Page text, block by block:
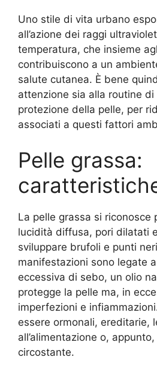
Uno stile di vita urbano
all’azione dei raggi
temperatura, che insieme
contribuiscono a un
salute cutanea. È bene
attenzione sia alla routine
protezione della pelle, per
associati a questi fattori
Pelle grassa:
La pelle grassa si riconosce
lucidità diffusa, pori dilatati
sviluppare brufoli e punti
manifestazioni sono legate
eccessiva di sebo, un olio
protegge la pelle ma, in
imperfezioni e
essere ormonali, ereditarie,
all’alimentazione o, appunto,
circostante.